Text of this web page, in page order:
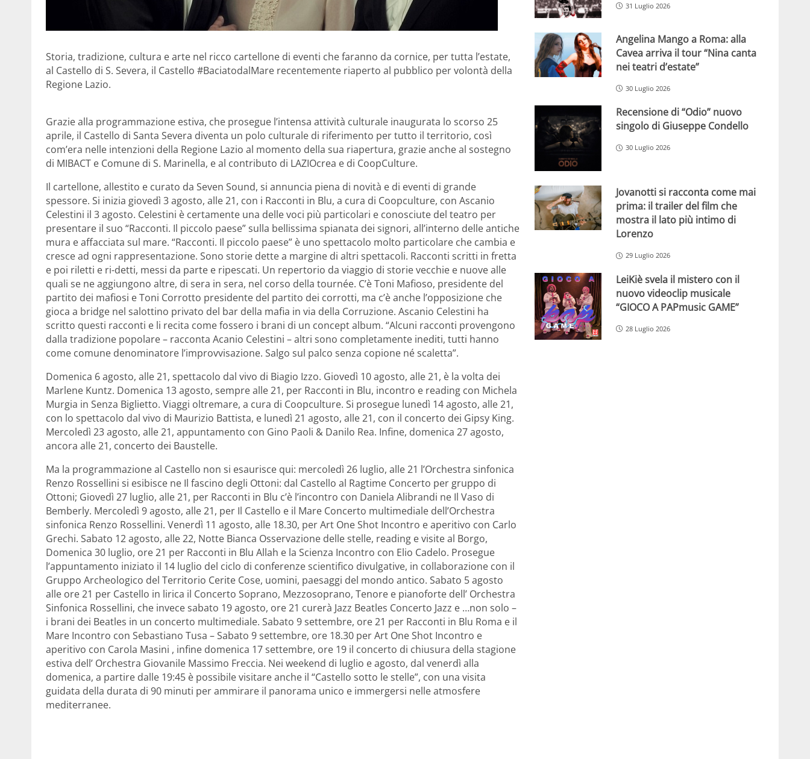
Storia, tradizione, cultura e arte nel ricco cartellone di eventi che faranno da cornice, per tutta l’estate,
al Castello di S. Severa, il Castello #BaciatodalMare recentemente riaperto al pubblico per volontà della
Regione Lazio.
Grazie alla programmazione estiva, che prosegue l’intensa attività culturale inaugurata lo scorso 25
aprile, il Castello di Santa Severa diventa un polo culturale di riferimento per tutto il territorio, così
com’era nelle intenzioni della Regione Lazio al momento della sua riapertura, grazie anche al sostegno
di MIBACT e Comune di S. Marinella, e al contributo di LAZIOcrea e di CoopCulture.
Il cartellone, allestito e curato da Seven Sound, si annuncia piena di novità e di eventi di grande
spessore. Si inizia giovedì 3 agosto, alle 21, con i Racconti in Blu, a cura di Coopculture, con Ascanio
Celestini il 3 agosto. Celestini è certamente una delle voci più particolari e conosciute del teatro per
presentare il suo “Racconti. Il piccolo paese” sulla bellissima spianata dei signori, all’interno delle antiche
mura e affacciata sul mare. “Racconti. Il piccolo paese” è uno spettacolo molto particolare che cambia e
cresce ad ogni rappresentazione. Sono storie dette a margine di altri spettacoli. Racconti scritti in fretta
e poi riletti e ri-detti, messi da parte e ripescati. Un repertorio da viaggio di storie vecchie e nuove alle
quali se ne aggiungono altre, di sera in sera, nel corso della tournée. C’è Toni Mafioso, presidente del
partito dei mafiosi e Toni Corrotto presidente del partito dei corrotti, ma c’è anche l’opposizione che
gioca a bridge nel salottino privato del bar della mafia in via della Corruzione. Ascanio Celestini ha
scritto questi racconti e li recita come fossero i brani di un concept album. “Alcuni racconti provengono
dalla tradizione popolare – racconta Acanio Celestini – altri sono completamente inediti, tutti hanno
come comune denominatore l’improvvisazione. Salgo sul palco senza copione né scaletta”.
Domenica 6 agosto, alle 21, spettacolo dal vivo di Biagio Izzo. Giovedì 10 agosto, alle 21, è la volta dei
Marlene Kuntz. Domenica 13 agosto, sempre alle 21, per Racconti in Blu, incontro e reading con Michela
Murgia in Senza Biglietto. Viaggi oltremare, a cura di Coopculture. Si prosegue lunedì 14 agosto, alle 21,
con lo spettacolo dal vivo di Maurizio Battista, e lunedì 21 agosto, alle 21, con il concerto dei Gipsy King.
Mercoledì 23 agosto, alle 21, appuntamento con Gino Paoli & Danilo Rea. Infine, domenica 27 agosto,
ancora alle 21, concerto dei Baustelle.
Ma la programmazione al Castello non si esaurisce qui: mercoledì 26 luglio, alle 21 l’Orchestra sinfonica
Renzo Rossellini si esibisce ne Il fascino degli Ottoni: dal Castello al Ragtime Concerto per gruppo di
Ottoni; Giovedì 27 luglio, alle 21, per Racconti in Blu c’è l’incontro con Daniela Alibrandi ne Il Vaso di
Bemberly. Mercoledì 9 agosto, alle 21, per Il Castello e il Mare Concerto multimediale dell’Orchestra
sinfonica Renzo Rossellini. Venerdì 11 agosto, alle 18.30, per Art One Shot Incontro e aperitivo con Carlo
Grechi. Sabato 12 agosto, alle 22, Notte Bianca Osservazione delle stelle, reading e visite al Borgo,
Domenica 30 luglio, ore 21 per Racconti in Blu Allah e la Scienza Incontro con Elio Cadelo. Prosegue
l’appuntamento iniziato il 14 luglio del ciclo di conferenze scientifico divulgative, in collaborazione con il
Gruppo Archeologico del Territorio Cerite Cose, uomini, paesaggi del mondo antico. Sabato 5 agosto
alle ore 21 per Castello in lirica il Concerto Soprano, Mezzosoprano, Tenore e pianoforte dell’ Orchestra
Sinfonica Rossellini, che invece sabato 19 agosto, ore 21 curerà Jazz Beatles Concerto Jazz e …non solo –
i brani dei Beatles in un concerto multimediale. Sabato 9 settembre, ore 21 per Racconti in Blu Roma e il
Mare Incontro con Sebastiano Tusa – Sabato 9 settembre, ore 18.30 per Art One Shot Incontro e
aperitivo con Carola Masini , infine domenica 17 settembre, ore 19 il concerto di chiusura della stagione
estiva dell’ Orchestra Giovanile Massimo Freccia. Nei weekend di luglio e agosto, dal venerdì alla
domenica, a partire dalle 19:45 è possibile visitare anche il “Castello sotto le stelle”, con una visita
guidata della durata di 90 minuti per ammirare il panorama unico e immergersi nelle atmosfere
mediterranee.
31 Luglio 2026
Angelina Mango a Roma: alla
Cavea arriva il tour “Nina canta
nei teatri d’estate”
30 Luglio 2026
Recensione di “Odio” nuovo
singolo di Giuseppe Condello
30 Luglio 2026
Jovanotti si racconta come mai
prima: il trailer del film che
mostra il lato più intimo di
Lorenzo
29 Luglio 2026
LeiKiè svela il mistero con il
nuovo videoclip musicale
“GIOCO A PAPmusic GAME”
28 Luglio 2026